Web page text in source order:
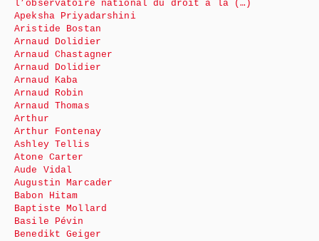
l’observatoire national du droit à la (…)
Apeksha Priyadarshini
Aristide Bostan
Arnaud Dolidier
Arnaud Chastagner
Arnaud Dolidier
Arnaud Kaba
Arnaud Robin
Arnaud Thomas
Arthur
Arthur Fontenay
Ashley Tellis
Atone Carter
Aude Vidal
Augustin Marcader
Babon Hitam
Baptiste Mollard
Basile Pévin
Benedikt Geiger